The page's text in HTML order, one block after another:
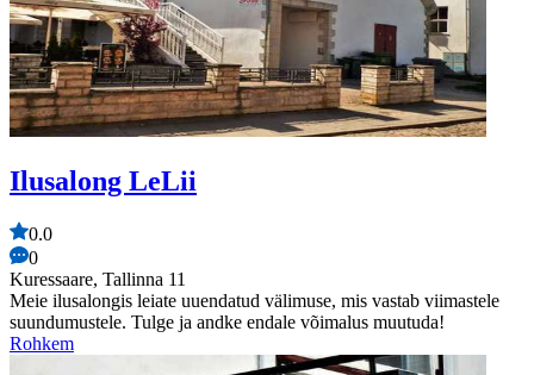
Ilusalong LeLii
0.0
0
Kuressaare, Tallinna 11
Meie ilusalongis leiate uuendatud välimuse, mis vastab viimastele
suundumustele. Tulge ja andke endale võimalus muutuda!
Rohkem